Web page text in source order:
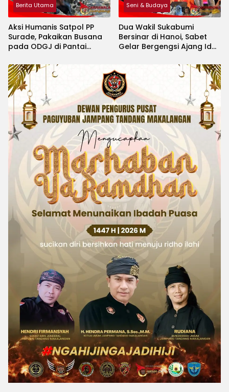
Berita Utama
Aksi Humanis Satpol PP
Surade, Pakaikan Busana
pada ODGJ di Pantai
Seni & Budaya
Dua Wakil Sukabumi
Bersinar di Hanoi, Sabet
Gelar Bergengsi Ajang Idol